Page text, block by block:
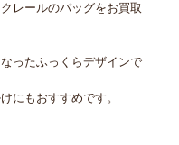
レールのバッグをお買取
ったふっくらデザインで
にもおすすめです。